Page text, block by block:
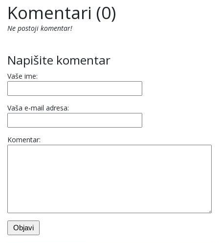
Komentari (0)
Ne postoji komentar!
Napišite komentar
Vaše ime:
Vaša e-mail adresa:
Komentar: